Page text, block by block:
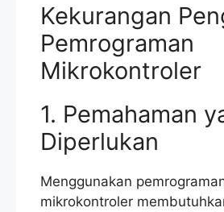
Kekurangan
Pemrograman
Mikrokontroler
1. Pemahaman
Diperlukan
Menggunakan
mikrokontroler